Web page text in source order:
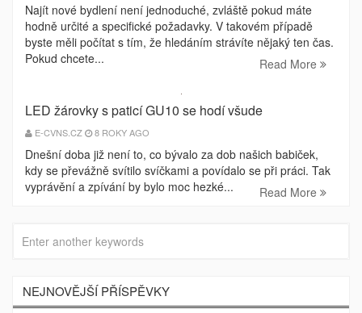
Najít nové bydlení není jednoduché, zvláště pokud máte
hodně určité a specifické požadavky. V takovém případě
byste měli počítat s tím, že hledáním strávíte nějaký ten čas.
Pokud chcete...
Read More
LED žárovky s paticí GU10 se hodí všude
E-CVNS.CZ 8 ROKY AGO
Dnešní doba již není to, co bývalo za dob našich babiček,
kdy se převážně svítilo svíčkami a povídalo se při práci. Tak
vyprávění a zpívání by bylo moc hezké...
Read More
NEJNOVĚJŠÍ PŘÍSPĚVKY